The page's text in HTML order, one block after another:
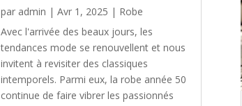
par admin |Avr 1, 2025 | Robe
Avec l'arrivée des beaux jours, les
tendances mode se renouvellent et nous
invitent à revisiter des classiques
intemporels. Parmi eux, la robe année 50
continue de faire vibrer les passionnés